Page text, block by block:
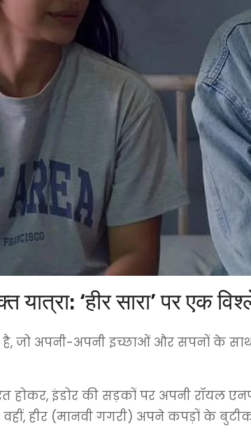
‘हीर सारा’ पर एक
है, जो अपनी-अपनी इच्छाओं और सपनों के
होकर, इंडोर की सड़कों पर अपनी
हीर (मानवी गगरी) अपने कपड़ों के बुटीक